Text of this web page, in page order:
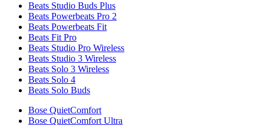
Beats Studio Buds Plus
Beats Powerbeats Pro 2
Beats Powerbeats Fit
Beats Fit Pro
Beats Studio Pro Wireless
Beats Studio 3 Wireless
Beats Solo 3 Wireless
Beats Solo 4
Beats Solo Buds
Bose QuietComfort
Bose QuietComfort Ultra